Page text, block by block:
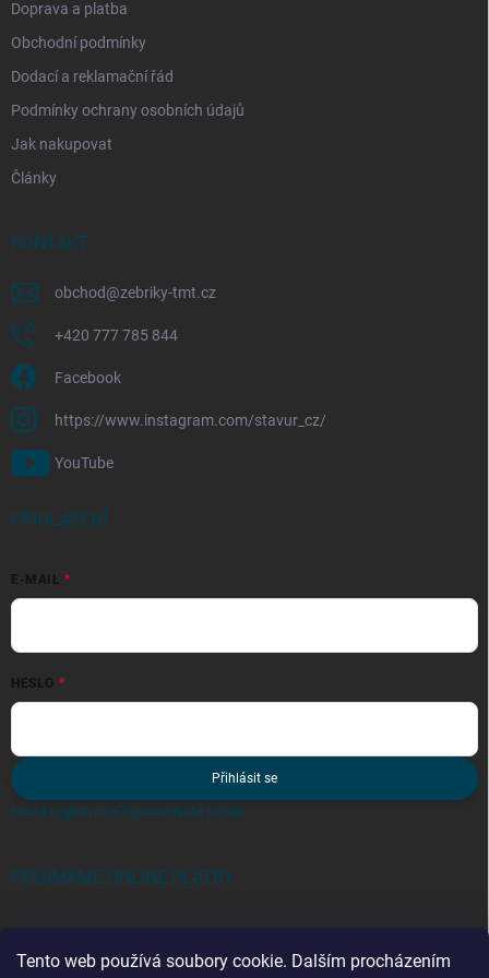
Tento web používá soubory cookie. Dalším procházením
Doprava a platba
Obchodní podmínky
Dodací a reklamační řád
Podmínky ochrany osobních údajů
Jak nakupovat
Články
KONTAKT
obchod@zebriky-tmt.cz
+420 777 785 844
Facebook
https://www.instagram.com/stavur_cz/
YouTube
PŘIHLÁŠENÍ
E-MAIL
HESLO
Přihlásit se
Nová registraceZapomenuté heslo
PŘIJÍMÁME ONLINE PLATBY